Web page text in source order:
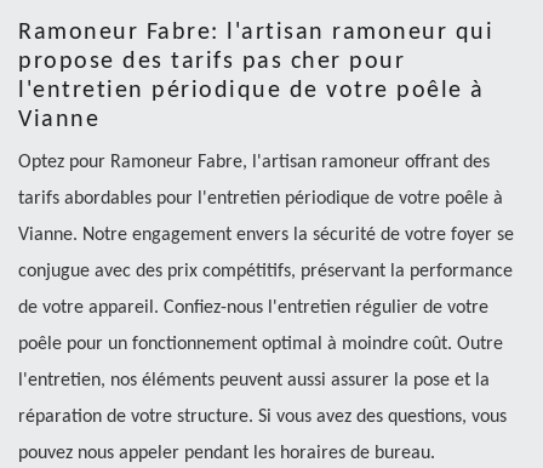
Ramoneur Fabre: l'artisan ramoneur qui
propose des tarifs pas cher pour
l'entretien périodique de votre poêle à
Vianne
Optez pour Ramoneur Fabre, l'artisan ramoneur offrant des
tarifs abordables pour l'entretien périodique de votre poêle à
Vianne. Notre engagement envers la sécurité de votre foyer se
conjugue avec des prix compétitifs, préservant la performance
de votre appareil. Confiez-nous l'entretien régulier de votre
poêle pour un fonctionnement optimal à moindre coût. Outre
l'entretien, nos éléments peuvent aussi assurer la pose et la
réparation de votre structure. Si vous avez des questions, vous
pouvez nous appeler pendant les horaires de bureau.